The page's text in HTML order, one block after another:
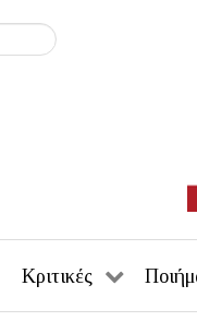
Κριτικές